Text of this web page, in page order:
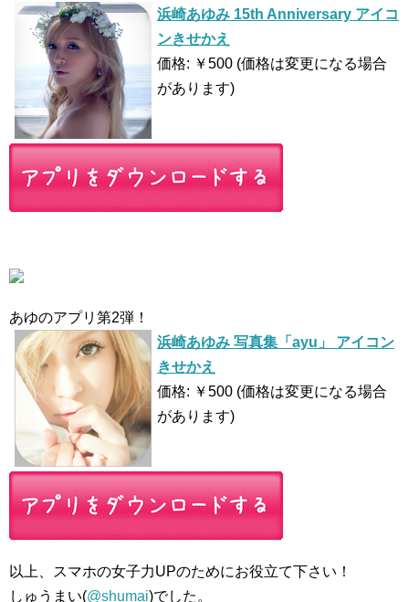
浜崎あゆみ 15th Anniversary アイコ
ンきせかえ
価格: ￥500 (価格は変更になる場合
があります)
あゆのアプリ第2弾！
浜崎あゆみ 写真集「ayu」 アイコン
きせかえ
価格: ￥500 (価格は変更になる場合
があります)
以上、スマホの女子力UPのためにお役立て下さい！
しゅうまい(@shumai)でした。